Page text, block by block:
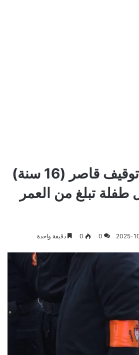
القصر الكبير: توقيف قاصر (16 سنة)
تبلغ من العمر
2025-
0
0 دقيقة واحدة